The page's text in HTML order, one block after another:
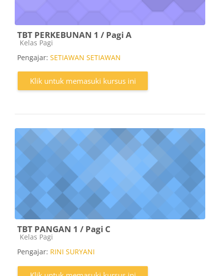
TBT PERKEBUNAN 1 / Pagi A
Kategori kursus
Kelas Pagi
Pengajar: SETIAWAN SETIAWAN
Klik untuk memasuki kursus ini
TBT PANGAN 1 / Pagi C
Kategori kursus
Kelas Pagi
Pengajar: RINI SURYANI